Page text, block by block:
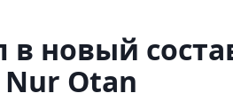
в новый
Otan